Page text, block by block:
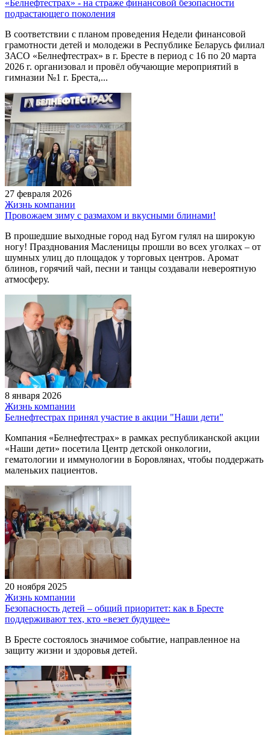
«Белнефтестрах» - на страже финансовой безопасности
подрастающего поколения
В соответствии с планом проведения Недели финансовой
грамотности детей и молодежи в Республике Беларусь филиал
ЗАСО «Белнефтестрах» в г. Бресте в период с 16 по 20 марта
2026 г. организовал и провёл обучающие мероприятий в
гимназии №1 г. Бреста,...
27 февраля 2026
Жизнь компании
Провожаем зиму с размахом и вкусными блинами!
В прошедшие выходные город над Бугом гулял на широкую
ногу! Празднования Масленицы прошли во всех уголках – от
шумных улиц до площадок у торговых центров. Аромат
блинов, горячий чай, песни и танцы создавали невероятную
атмосферу.
8 января 2026
Жизнь компании
Белнефтестрах принял участие в акции "Наши дети"
Компания «Белнефтестрах» в рамках республиканской акции
«Наши дети» посетила Центр детской онкологии,
гематологии и иммунологии в Боровлянах, чтобы поддержать
маленьких пациентов.
20 ноября 2025
Жизнь компании
Безопасность детей – общий приоритет: как в Бресте
поддерживают тех, кто «везет будущее»
В Бресте состоялось значимое событие, направленное на
защиту жизни и здоровья детей.